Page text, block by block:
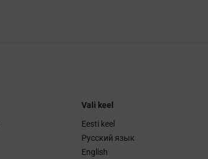
Vali keel
Eesti keel
Русский язык
English